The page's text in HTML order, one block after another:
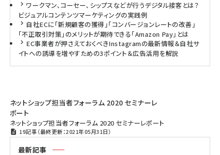
ワークマン、コーセー、シップスなどが行うデジタル接客とは？
ビジュアルコンテンツマーケティングの実践例
自社ECに「新規顧客の獲得」「コンバージョンレートの改善」
「不正取引対策」のメリットが期待できる「Amazon Pay」とは
EC事業者が押さえておくべきInstagramの最新情報＆自社サ
イトへの誘導を増やすための3ポイント＆広告活用を解説
ネットショップ担当者フォーラム 2020 セミナーレ
ポート
ネットショップ担当者フォーラム 2020 セミナーレポート
19記事（最終更新：2021年05月31日）
最新記事